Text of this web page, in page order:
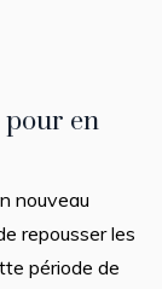
en
nouveau
repousser les
période de